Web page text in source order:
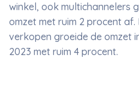
winkel, ook multichannelers
omzet met ruim 2 procent
verkopen groeide de omzet
2023 met ruim 4 procent.